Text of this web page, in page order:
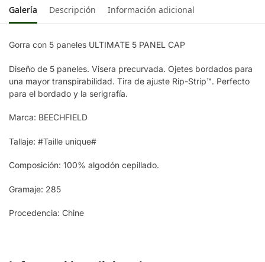
OLIVE GREEN
Galería Descripción Información adicional
Gorra con 5 paneles ULTIMATE 5 PANEL CAP
Diseño de 5 paneles. Visera precurvada. Ojetes bordados para
una mayor transpirabilidad. Tira de ajuste Rip-Strip™. Perfecto
para el bordado y la serigrafía.
Marca: BEECHFIELD
Tallaje: #Taille unique#
Composición: 100% algodón cepillado.
Gramaje: 285
Procedencia: Chine